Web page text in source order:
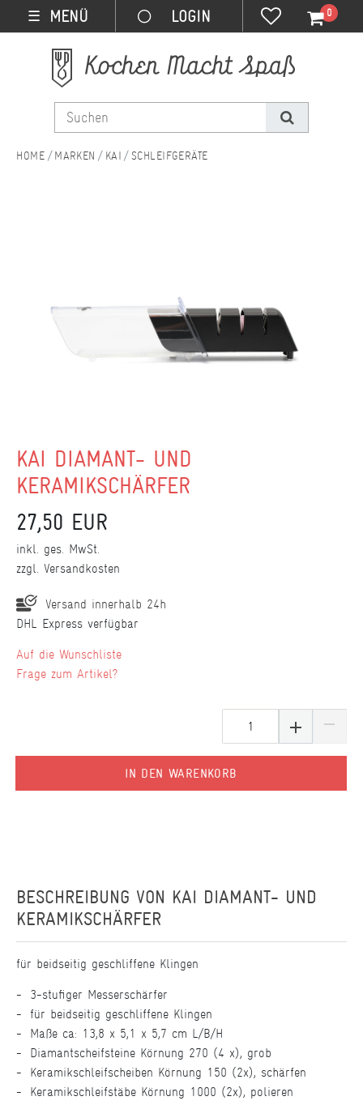
☰ MENÜ 0
MARKEN KAI SCHLEIFGERÄTE
KAI DIAMANT- UND
KERAMIKSCHÄRFER
27,50 EUR
inkl. ges. MwSt.
zzgl. Versandkosten
Versand innerhalb 24h
DHL Express verfügbar
IN DEN WARENKORB
Wunschliste
Frage zum Artikel?
BESCHREIBUNG VON KAI DIAMANT- UND
KERAMIKSCHÄRFER
für beidseitig geschliffene Klingen
3-stufiger Messerschärfer
für beidseitig geschliffene Klingen
Maße ca: 13,8 x 5,1 x 5,7 cm L/B/H
Diamantscheifsteine Körnung 270 (4 x), grob
Keramikschleifscheiben Körnung 150 (2x), schärfen
Keramikschleifstäbe Körnung 1000 (2x), polieren